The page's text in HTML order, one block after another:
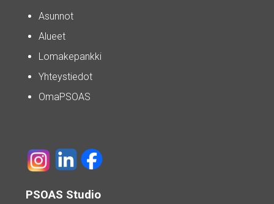
Asunnot
Alueet
Lomakepankki
Yhteystiedot
OmaPSOAS
PSOAS Studio